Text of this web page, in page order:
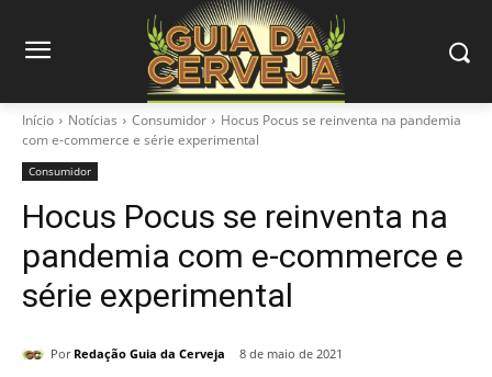
Início Notícias Consumidor
Hocus Pocus se reinventa na pandemia
com e-commerce e série experimental
Consumidor
Hocus Pocus se reinventa na
pandemia com e-commerce e
série experimental
Por Redação Guia da Cerveja 8 de maio de 2021